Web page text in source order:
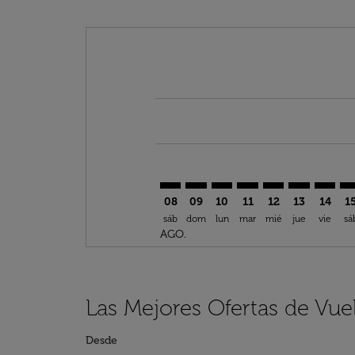
08
sáb
AGO.
09
dom
10
lun
11
mar
12
mié
13
jue
14
vie
Las Mejores Ofertas de
Desde